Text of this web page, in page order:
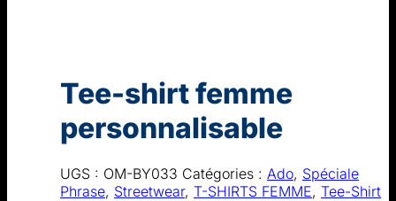
Tee-shirt femme
personnalisable
UGS : OM-BY033 Catégories : Ado, Spéciale
Phrase, Streetwear, T-SHIRTS FEMME, Tee-Shirt